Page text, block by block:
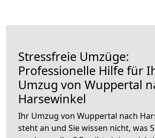
Stressfreie Umzüge:
Professionelle Hilfe für
Umzug von Wuppertal
Harsewinkel
Ihr Umzug von Wuppertal nach
steht an und Sie wissen nicht, was